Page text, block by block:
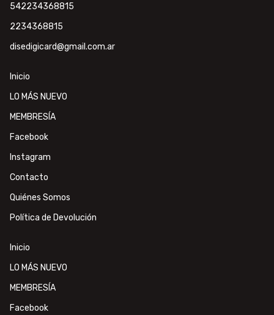
542234368815
2234368815
disedigicard@gmail.com.ar
Inicio
LO MÁS NUEVO
MEMBRESÍA
Facebook
Instagram
Contacto
Quiénes Somos
Política de Devolución
Inicio
LO MÁS NUEVO
MEMBRESÍA
Facebook